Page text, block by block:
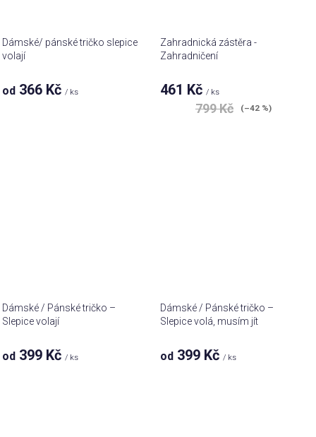
Dámské/ pánské tričko slepice
volají
od 366 Kč/ ks
Zahradnická zástěra -
Zahradničení
461 Kč/ ks
799 Kč (–42 %)
Dámské / Pánské tričko –
Slepice volají
od 399 Kč / ks
Dámské / Pánské tričko –
Slepice volá, musím jít
od 399 Kč / ks